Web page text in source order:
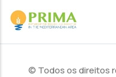
© Todos os direitos